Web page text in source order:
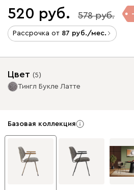
520 578
Рассрочка от 87 /мес.
Цвет (5)
Тингл Букле Латте
Базовая коллекция